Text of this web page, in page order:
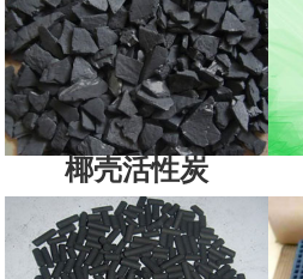
椰壳活性炭